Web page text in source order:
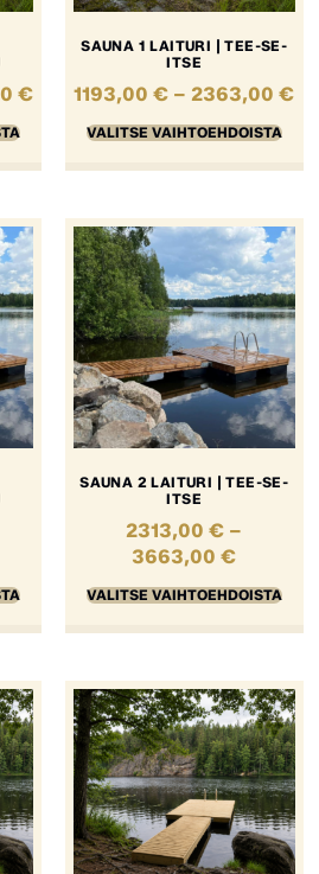
€
SAUNA 1 LAITURI | TEE-SE-
ITSE
1193,00€ – 2363,00€
VALITSE VAIHTOEHDOISTA
SAUNA 2 LAITURI | TEE-SE-
ITSE
2313,00€ –
3663,00€
VALITSE VAIHTOEHDOISTA